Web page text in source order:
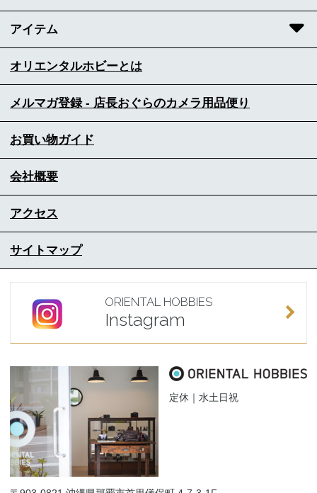
アイテム
オリエンタルホビーとは
メルマガ登録 - 店長おぐらのカメラ用品便り
お買い物ガイド
会社概要
アクセス
サイトマップ
ORIENTAL HOBBIES
Instagram
定休｜水土日祝